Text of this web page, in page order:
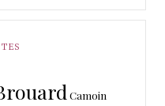
Camoin